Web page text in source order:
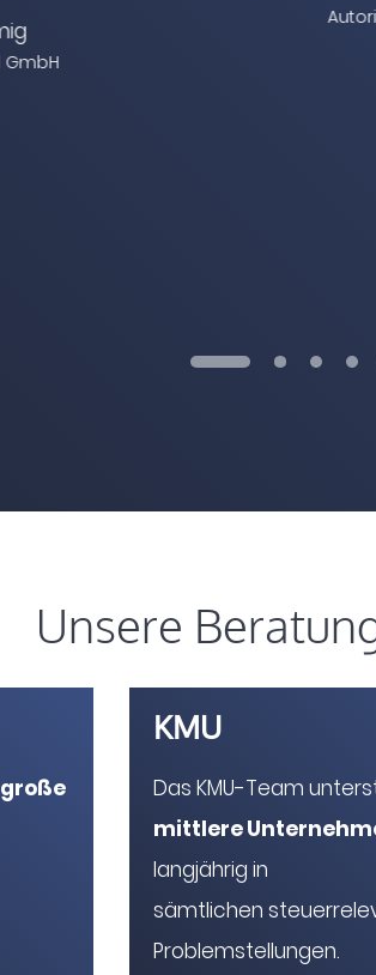
André
Unsere
große
KMU
Das KMU-Team
mittlere
langjährig in
sämtlichen
Problemstellungen.